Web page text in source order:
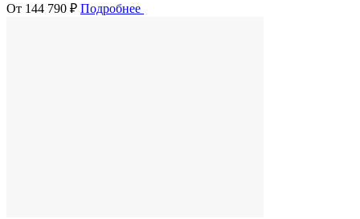
От 144 790 ₽ Подробнее